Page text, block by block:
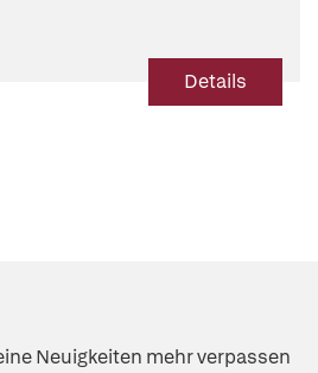
Details
Neuigkeiten mehr verpassen